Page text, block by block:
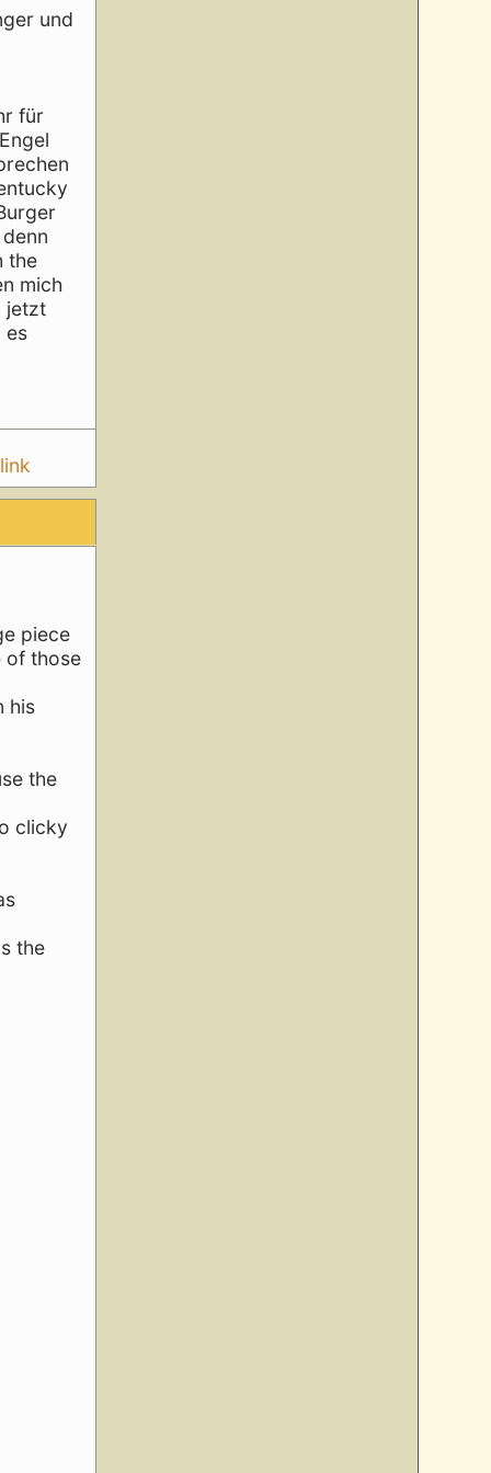
und
für
the
mich
jetzt
es
piece
of those
his
the
clicky
the